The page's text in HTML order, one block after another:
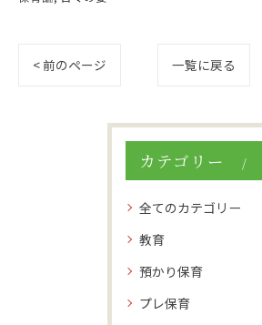
< 前のページ 一覧に戻る
カテゴリー
全てのカテゴリー
教育
預かり保育
プレ保育